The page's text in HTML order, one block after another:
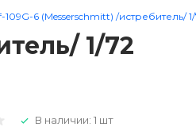
6 (Messerschmitt) /истребитель/
1/72
В наличии: 1 шт